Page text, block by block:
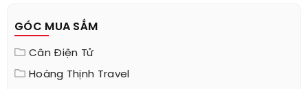
GÓC MUA SẮM
Cân Điện Tử
Hoàng Thịnh Travel